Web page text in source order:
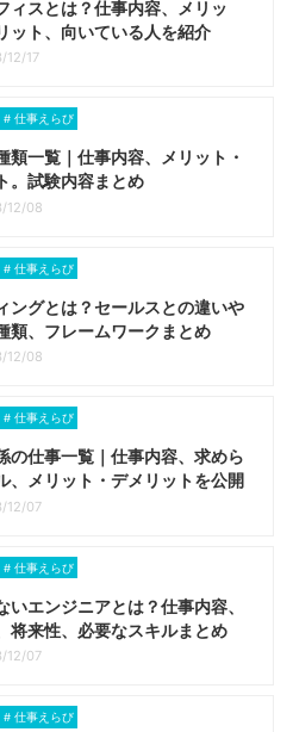
ィスとは？仕事内容、メリッ
ット、向いている人を紹介
12/17
仕事えらび
類一覧｜仕事内容、メリット・
。試験内容まとめ
12/08
仕事えらび
ングとは？セールスとの違いや
類、フレームワークまとめ
12/08
仕事えらび
の仕事一覧｜仕事内容、求めら
、メリット・デメリットを公開
12/07
仕事えらび
いエンジニアとは？仕事内容、
将来性、必要なスキルまとめ
12/07
仕事えらび